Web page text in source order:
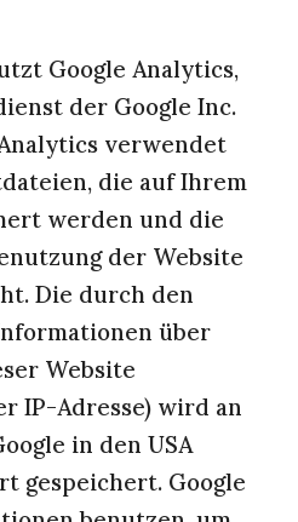
Google Analytics,
der Google Inc.
verwendet
die auf Ihrem
werden und die
der Website
Die durch den
über
Website
IP-Adresse) wird an
in den USA
gespeichert. Google